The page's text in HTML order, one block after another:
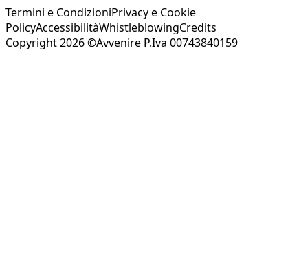
Termini e CondizioniPrivacy e Cookie
PolicyAccessibilitàWhistleblowingCredits
Copyright 2026 ©Avvenire P.Iva 00743840159